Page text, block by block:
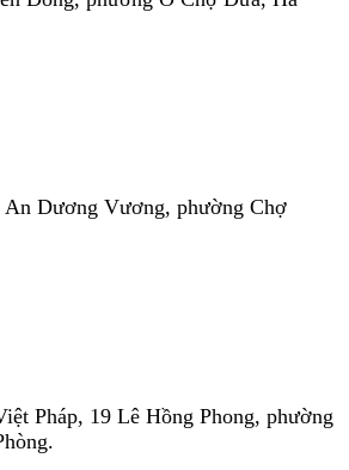
An Dương Vương, phường Chợ
Pháp, 19 Lê Hồng Phong, phường